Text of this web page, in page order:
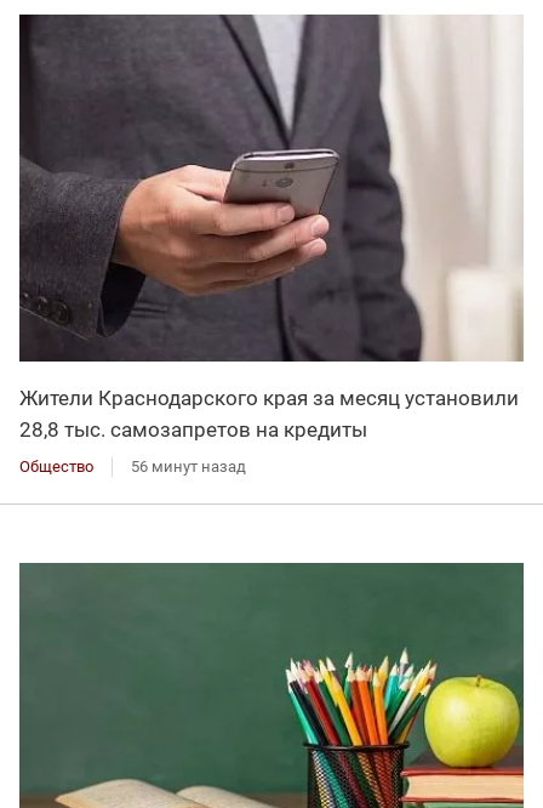
Жители Краснодарского края за месяц установили
28,8 тыс. самозапретов на кредиты
Общество 56 минут назад